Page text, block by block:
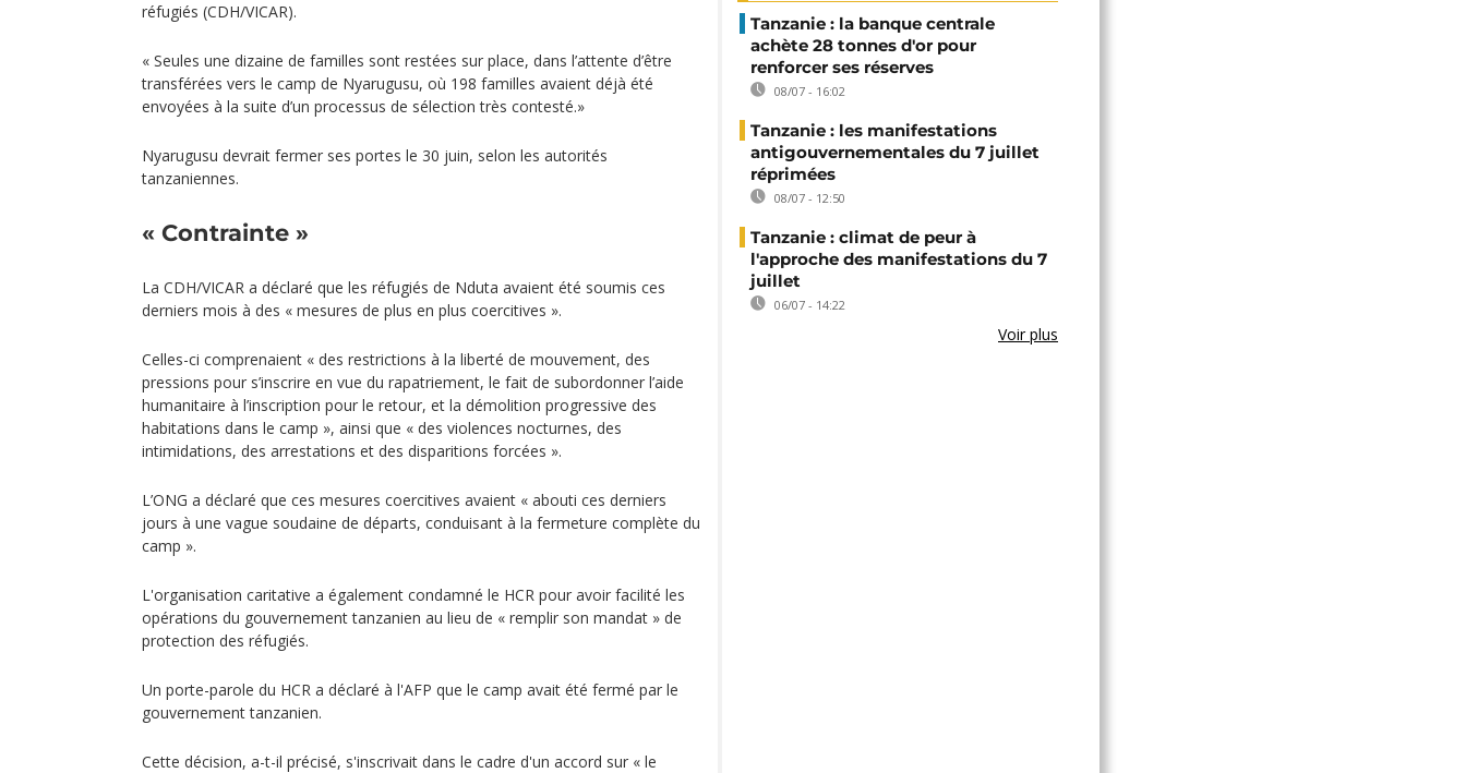
réfugiés (CDH/VICAR).
« Seules une dizaine de familles sont restées sur place, dans l’attente d’être
transférées vers le camp de Nyarugusu, où 198 familles avaient déjà été
envoyées à la suite d’un processus de sélection très contesté.»
Nyarugusu devrait fermer ses portes le 30 juin, selon les autorités
tanzaniennes.
« Contrainte »
La CDH/VICAR a déclaré que les réfugiés de Nduta avaient été soumis ces
derniers mois à des « mesures de plus en plus coercitives ».
Celles-ci comprenaient « des restrictions à la liberté de mouvement, des
pressions pour s’inscrire en vue du rapatriement, le fait de subordonner l’aide
humanitaire à l’inscription pour le retour, et la démolition progressive des
habitations dans le camp », ainsi que « des violences nocturnes, des
intimidations, des arrestations et des disparitions forcées ».
L’ONG a déclaré que ces mesures coercitives avaient « abouti ces derniers
jours à une vague soudaine de départs, conduisant à la fermeture complète du
camp ».
L'organisation caritative a également condamné le HCR pour avoir facilité les
opérations du gouvernement tanzanien au lieu de « remplir son mandat » de
protection des réfugiés.
Un porte-parole du HCR a déclaré à l'AFP que le camp avait été fermé par le
gouvernement tanzanien.
Cette décision, a-t-il précisé, s'inscrivait dans le cadre d'un accord sur « le
Tanzanie : la banque centrale
achète 28 tonnes d'or pour
renforcer ses réserves
08/07 - 16:02
Tanzanie : les manifestations
antigouvernementales du 7 juillet
réprimées
08/07 - 12:50
Tanzanie : climat de peur à
l'approche des manifestations du 7
juillet
06/07 - 14:22
Voir plus